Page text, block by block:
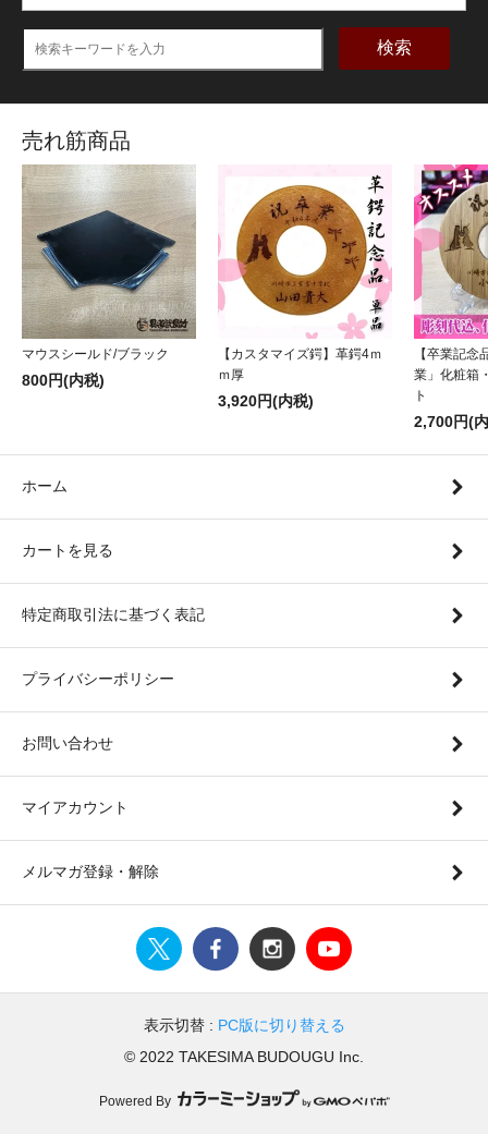
検索
売れ筋商品
マウスシールド/ブラック
800円(内税)
【カスタマイズ鍔】革鍔4ｍ
ｍ厚
3,920円(内税)
【卒業記念
業」化粧箱
ト
2,700円(
ホーム
カートを見る
特定商取引法に基づく表記
プライバシーポリシー
お問い合わせ
マイアカウント
メルマガ登録・解除
表示切替 : PC版に切り替える
© 2022 TAKESIMA BUDOUGU Inc.
Powered By